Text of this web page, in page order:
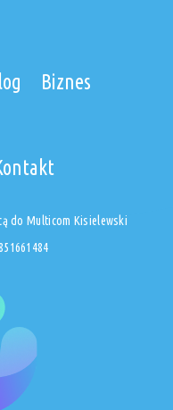
Biznes
do Multicom Kisielewski